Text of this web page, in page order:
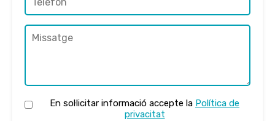
En sol·licitar informació accepte la Política de
privacitat